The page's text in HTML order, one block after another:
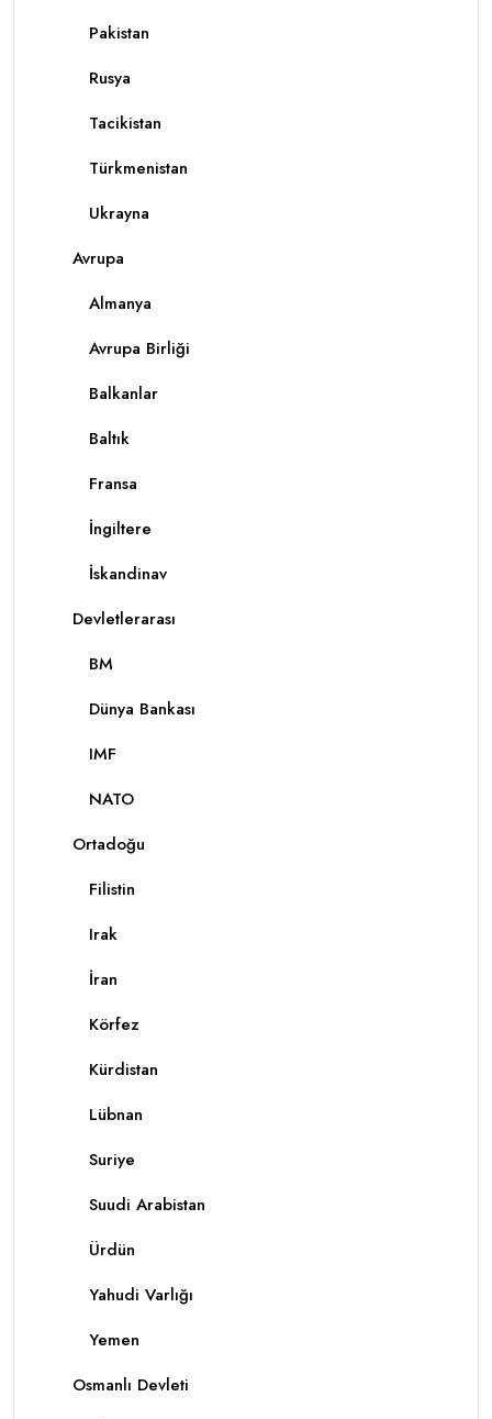
Pakistan
Rusya
Tacikistan
Türkmenistan
Ukrayna
Avrupa
Almanya
Avrupa Birliği
Balkanlar
Baltık
Fransa
İngiltere
İskandinav
Devletlerarası
BM
Dünya Bankası
IMF
NATO
Ortadoğu
Filistin
Irak
İran
Körfez
Kürdistan
Lübnan
Suriye
Suudi Arabistan
Ürdün
Yahudi Varlığı
Yemen
Osmanlı Devleti